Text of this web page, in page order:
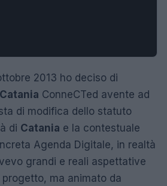
2013 ho deciso di
Catania ConneCTed avente ad
di modifica dello statuto
di Catania e la contestuale
Agenda Digitale, in realtà
grandi e reali aspettative
ma animato da